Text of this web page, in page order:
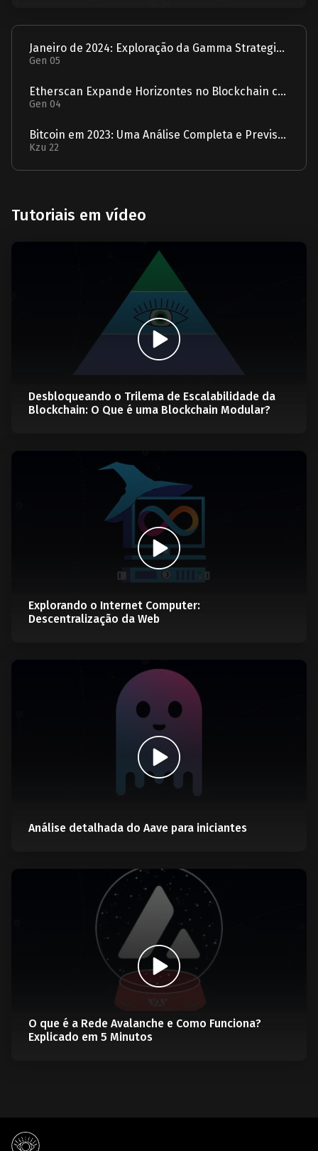
Janeiro de 2024: Exploração da Gamma Strategies - Um Relatório
Gen 05
Etherscan Expande Horizontes no Blockchain com Aquisição da Solscan
Gen 04
Bitcoin em 2023: Uma Análise Completa e Previsão para 2024
Kzu 22
Tutoriais em vídeo
Desbloqueando o Trilema de Escalabilidade da
Blockchain: O Que é uma Blockchain Modular?
Explorando o Internet Computer:
Descentralização da Web
Análise detalhada do Aave para iniciantes
O que é a Rede Avalanche e Como Funciona?
Explicado em 5 Minutos